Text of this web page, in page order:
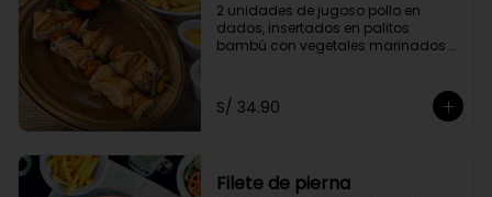
2 unidades de jugoso pollo en
dados, insertados en palitos
bambú con vegetales marinados
S/ 34.90
Filete de pierna